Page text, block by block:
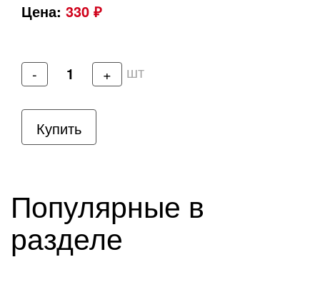
Цена: 330 ₽
- + шт
Купить
Популярные в
разделе